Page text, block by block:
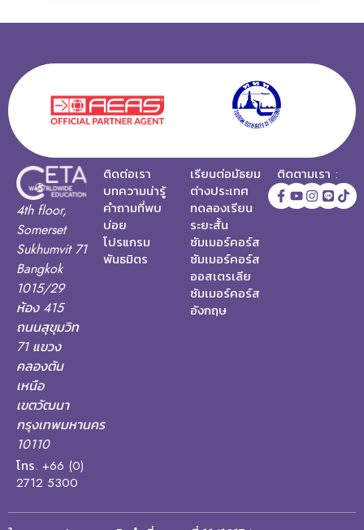
4th floor,
Somerset
Sukhumvit 71
Bangkok
1015/29
ห้อง 415
ถนนสุขุมวิท
71 แขวง
คลองตัน
เหนือ
เขตวัฒนา
กรุงเทพมหานคร
10110
โทร. +66 (0)
2712 5300
ติดต่อเรา
บทความน่ารู้
คำถามที่พบ
บ่อย
โปรแกรม
พันธมิตร
เรียนต่อมัธยม
ต่างประเทศ
ทดลองเรียน
ระยะสั้น
ซัมเมอร์คอร์ส
ซัมเมอร์คอร์ส
ออสเตรเลีย
ซัมเมอร์คอร์ส
อังกฤษ
ติดตามเรา :